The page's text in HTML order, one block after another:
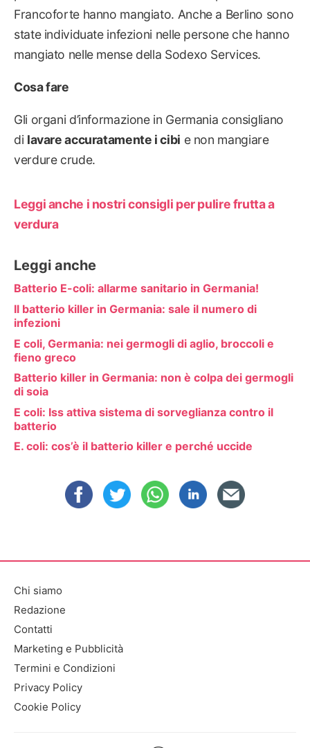
Francoforte hanno mangiato. Anche a Berlino sono
state individuate infezioni nelle persone che hanno
mangiato nelle mense della Sodexo Services.
Cosa fare
Gli organi d’informazione in Germania consigliano
di lavare accuratamente i cibi e non mangiare
verdure crude.
Leggi anche i nostri consigli per pulire frutta a
verdura
Leggi anche
Batterio E-coli: allarme sanitario in Germania!
Il batterio killer in Germania: sale il numero di
infezioni
E coli, Germania: nei germogli di aglio, broccoli e
fieno greco
Batterio killer in Germania: non è colpa dei germogli
di soia
E coli: Iss attiva sistema di sorveglianza contro il
batterio
E. coli: cos’è il batterio killer e perché uccide
Chi siamo
Redazione
Contatti
Marketing e Pubblicità
Termini e Condizioni
Privacy Policy
Cookie Policy